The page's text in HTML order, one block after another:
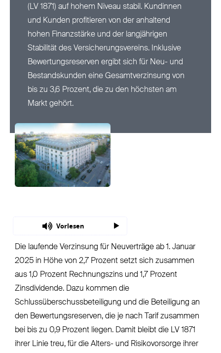
Magazin
(LV 1871) auf hohem Niveau stabil. Kundinnen
und Kunden profitieren von der anhaltend
hohen Finanzstärke und der langjährigen
Stabilität des Versicherungsvereins. Inklusive
Bewertungsreserven ergibt sich für Neu- und
Bestandskunden eine Gesamtverzinsung von
bis zu 3,6 Prozent, die zu den höchsten am
Markt gehört.
Vorlesen
Die laufende Verzinsung für Neuverträge ab 1. Januar
2025 in Höhe von 2,7 Prozent setzt sich zusammen
aus 1,0 Prozent Rechnungszins und 1,7 Prozent
Zinsdividende. Dazu kommen die
Schlussüberschussbeteiligung und die Beteiligung an
den Bewertungsreserven, die je nach Tarif zusammen
bei bis zu 0,9 Prozent liegen. Damit bleibt die LV 1871
ihrer Linie treu, für die Alters- und Risikovorsorge ihrer